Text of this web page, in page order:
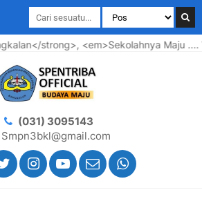
strong>, <em>Sekolahnya Maju ....
(031) 3095143
Smpn3bkl@gmail.com